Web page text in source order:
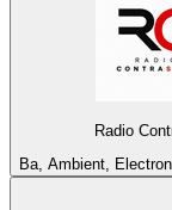
Radio
Ba, Ambient,